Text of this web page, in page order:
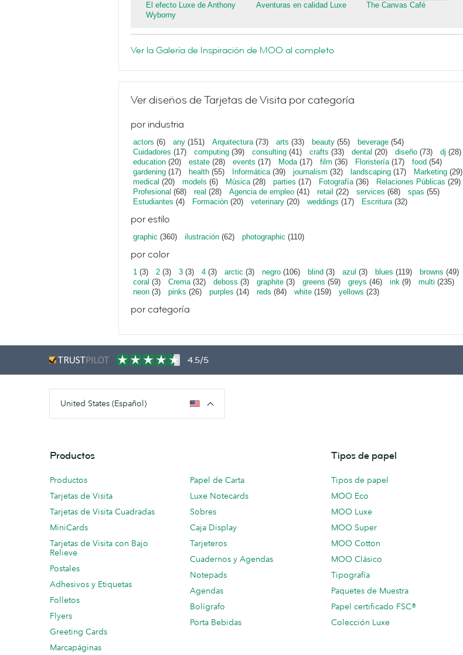
El efecto Luxe de Anthony
Wyborny
Aventuras en calidad Luxe The Canvas Café
Ver la Galería de Inspiración de MOO al completo
Ver diseños de Tarjetas de Visita por categoría
por industria
actors (6) any (151) Arquitectura(73) arts (33) beauty (55) beverage (54)
Cuidadores (17) computing (39) consulting (41) crafts (33) dental (20) diseño (73) dj (28)
education (20) estate (28) events (17) Moda(17) film (36) Floristería(17) food (54)
gardening (17) health (55) Informática(39) journalism (32) landscaping (17) Marketing (29)
medical (20) models (6) Música(28) parties (17) Fotografía(36) Relaciones Públicas (29)
Profesional (68) real (28) Agencia de empleo (41) retail (22) services (68) spas (55)
Estudiantes (4) Formación (20) veterinary (20) weddings (17) Escritura(32)
por estilo
graphic (360) ilustración (62) photographic (110)
por color
1 (3) 2 (3) 3 (3) 4 (3) arctic (3) negro (106) blind (3) azul (3) blues (119) browns (49)
coral (3) Crema(32) deboss (3) graphite (3) greens (59) greys (46) ink (9) multi (235)
neon (3) pinks (26) purples (14) reds (84) white (159) yellows (23)
por categoría
4.5/5
United States (Español)
Productos
Productos
Tarjetas de Visita
Tarjetas de Visita Cuadradas
MiniCards
Tarjetas de Visita con Bajo
Relieve
Postales
Adhesivos y Etiquetas
Folletos
Flyers
Greeting Cards
Marcapáginas
Papel de Carta
Luxe Notecards
Sobres
Caja Display
Tarjeteros
Cuadernos y Agendas
Notepads
Agendas
Bolígrafo
Porta Bebidas
Tipos de papel
Tipos de papel
MOO Eco
MOO Luxe
MOO Super
MOO Cotton
MOO Clásico
Tipografía
Paquetes de Muestra
Papel certificado FSC®
Colección Luxe